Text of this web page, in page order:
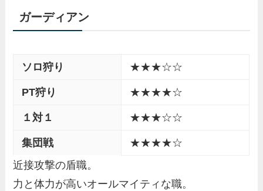
ガーディアン
ソロ狩り ★★★☆☆
PT狩り ★★★★☆
１対１ ★★★☆☆
集団戦
★★★★☆
近接攻撃の盾職。
力と体力が高いオールマイティな職。